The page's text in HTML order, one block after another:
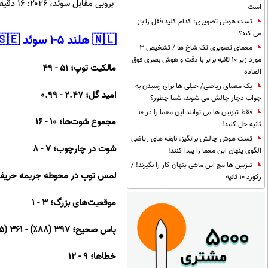
است
تست هوش تصویری: کدام کلید قفل را باز
می کند؟
معمای تصویری تک شاخ ها / تشخیص 3
مورد زیر 10 ثانیه برابر با دقت و هوش بصری فوق
العاده
یک معمای ریاضی/ خیلی ها برای رسیدن به
جواب دچار چالش می شوند، شما چطور؟
فقط تیزبین ها می توانند این معما را در 10
ثانیه حل کنند!
تست هوش چالش برانگیز: نابغه های ریاضی
الگوی پنهان این معما را پیدا کنند!
تیزبین ها مچ این ماهی پنهان کار را بگیرند! /
رکورد 10 ثانیه
بروبی مقابل سوئد، ۲۰۲۶: ۱۶ دقیقه و ۱۲ ثانیه
🇳🇱 هلند ۵-۱ سوئد 🇸🇪
مالکیت توپ؛ ۵۱ - ۴۹
امید گل؛ ۲.۴۷ - ۰.۹۹
مجموع شوت‌ها؛ ۱۰ - ۱۶
شوت در چارچوب؛ ۷ - ۸
لمس توپ در محوطه جریمه حریف؛ ۱۹
موقعیت‌های بزرگ؛ ۳ - ۱
پاس صحیح؛ ۳۹۷ (۸۸٪) - ۳۶۱ (۸۵٪)
خطاها؛ ۹ - ۱۲